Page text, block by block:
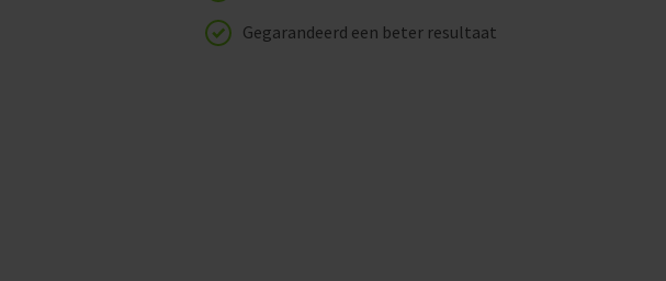
Gegarandeerd een beter resultaat